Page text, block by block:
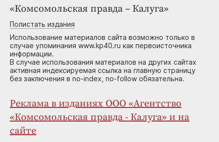
«Комсомольская правда – Калуга»
Полистать издания
Использование материалов сайта возможно только в
случае упоминания www.kp40.ru как первоисточника
информации.
В случае использования материалов на других сайтах
активная индексируемая ссылка на главную страницу
без заключения в no-index, no-follow обязательна.
Реклама в изданиях ООО «Агентство
«Комсомольская правда - Калуга» и на
сайте